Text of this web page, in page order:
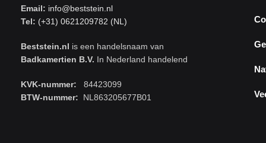
Email: info@beststein.nl
Tel: (+31) 0621209782 (NL)
Beststein.nl is een handelsnaam van
Badkamertien B.V. In Nederland handelend
KVK-nummer: 84423099
BTW-nummer: NL863205677B01